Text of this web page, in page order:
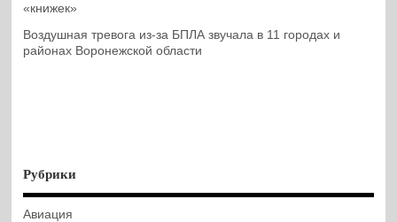
«книжек»
Воздушная тревога из-за БПЛА звучала в 11 городах и
районах Воронежской области
Рубрики
Авиация